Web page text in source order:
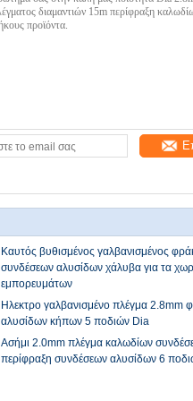
Καυτός βυθισμένος γαλβανισμένος
συνδέσεων αλυσίδων χάλυβα για τα
εμπορευμάτων
Ηλεκτρο γαλβανισμένο πλέγμα 2.8mm
αλυσίδων κήπων 5 ποδιών Dia
Ασήμι 2.0mm πλέγμα καλωδίων
περίφραξη συνδέσεων αλυσίδων 6